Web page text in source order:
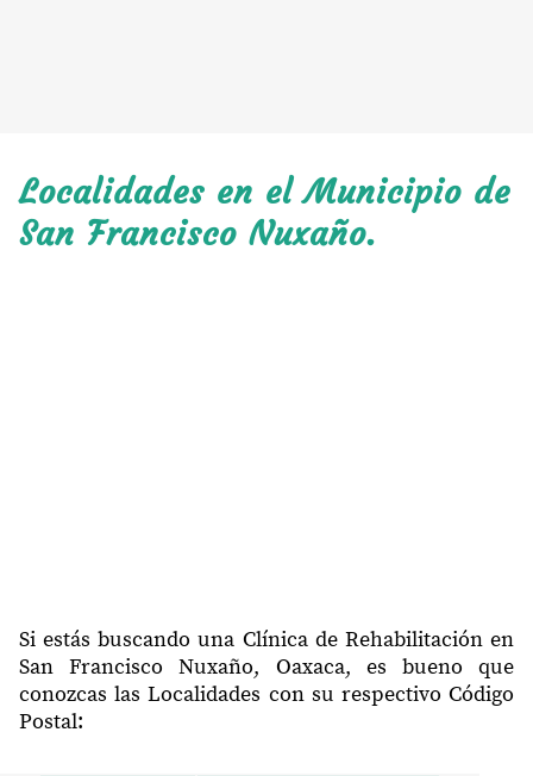
Localidades en el Municipio de
San Francisco Nuxaño.
Si estás buscando una Clínica de Rehabilitación en
San Francisco Nuxaño, Oaxaca, es bueno que
conozcas las Localidades con su respectivo Código
Postal: